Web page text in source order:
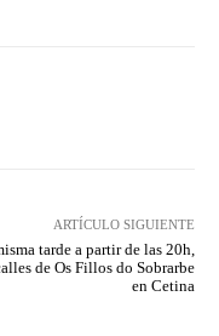
ARTÍCULO SIGUIENTE
tarde a partir de las 20h,
de Os Fillos do Sobrarbe
en Cetina